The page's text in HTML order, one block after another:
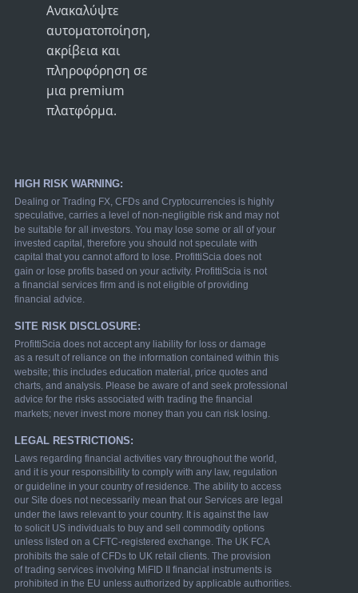
Ανακαλύψτε
αυτοματοποίηση,
ακρίβεια και
πληροφόρηση σε
μια premium
πλατφόρμα.